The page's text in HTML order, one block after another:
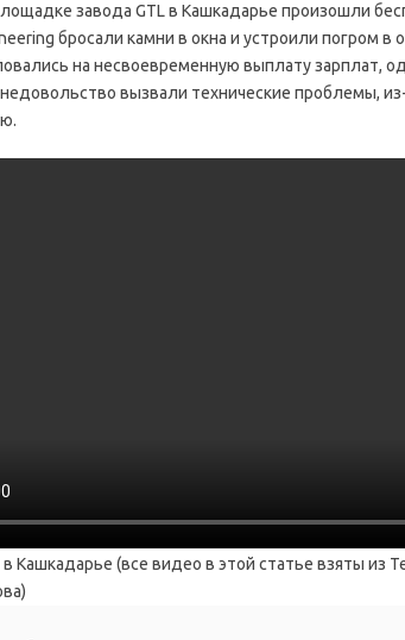
завода GTL в Кашкадарье произошли
бросали камни в окна и устроили погром
на несвоевременную выплату зарплат,
вызвали технические проблемы,
Кашкадарье (все видео в этой статье взяты из